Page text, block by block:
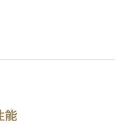
能